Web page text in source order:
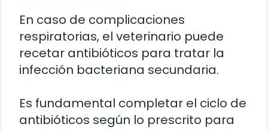
En caso de complicaciones
respiratorias, el veterinario puede
recetar antibióticos para tratar la
infección bacteriana secundaria.
Es fundamental completar el ciclo de
antibióticos según lo prescrito para